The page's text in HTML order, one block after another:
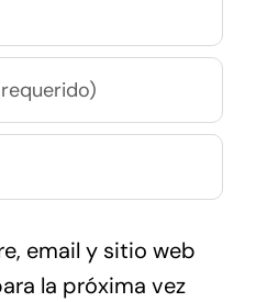
email y sitio web
la próxima vez